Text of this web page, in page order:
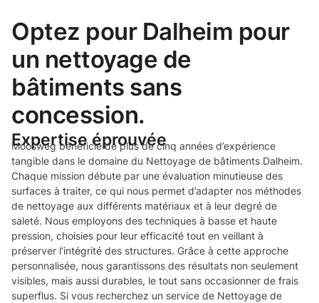
Optez pour Dalheim pour
un nettoyage de
bâtiments sans
concession.
Expertise éprouvée
Moosweg bénéficie de plus de cinq années d’expérience
tangible dans le domaine du Nettoyage de bâtiments Dalheim.
Chaque mission débute par une évaluation minutieuse des
surfaces à traiter, ce qui nous permet d’adapter nos méthodes
de nettoyage aux différents matériaux et à leur degré de
saleté. Nous employons des techniques à basse et haute
pression, choisies pour leur efficacité tout en veillant à
préserver l’intégrité des structures. Grâce à cette approche
personnalisée, nous garantissons des résultats non seulement
visibles, mais aussi durables, le tout sans occasionner de frais
superflus. Si vous recherchez un service de Nettoyage de